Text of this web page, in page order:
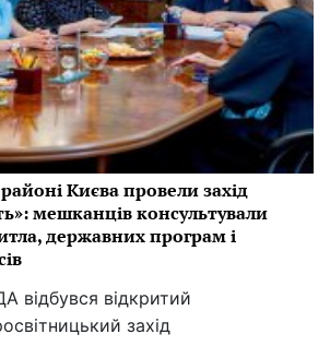
Києва провели захід
мешканців консультували
державних програм і
відбувся відкритий
захід